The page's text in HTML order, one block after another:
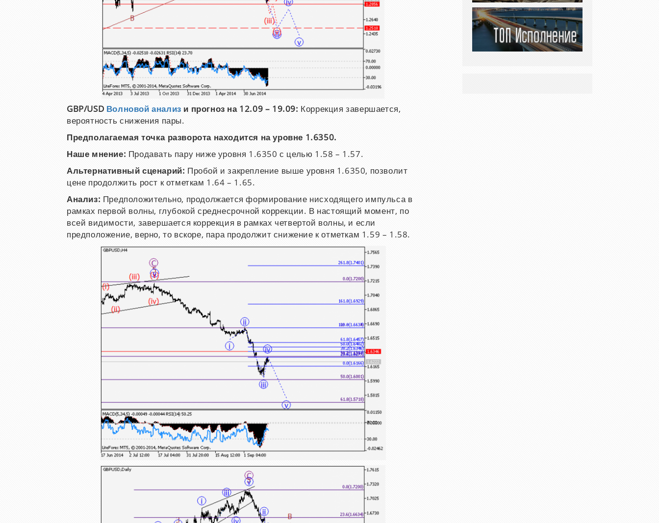
GBP/USD Волновой анализ и прогноз на 12.09 – 19.09: Коррекция завершается,
вероятность снижения пары.
Предполагаемая точка разворота находится на уровне 1.6350.
Наше мнение: Продавать пару ниже уровня 1.6350 с целью 1.58 – 1.57.
Альтернативный сценарий: Пробой и закрепление выше уровня 1.6350, позволит
цене продолжить рост к отметкам 1.64 – 1.65.
Анализ: Предположительно, продолжается формирование нисходящего импульса в
рамках первой волны, глубокой среднесрочной коррекции. В настоящий момент, по
всей видимости, завершается коррекция в рамках четвертой волны, и если
предположение, верно, то вскоре, пара продолжит снижение к отметкам 1.59 – 1.58.